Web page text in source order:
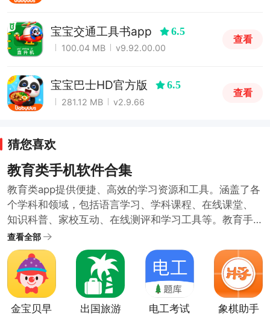
宝宝交通工具书app 6.5
100.04 MB v9.92.00.00
查看
宝宝巴士HD官方版 6.5
281.12 MB v2.9.66
查看
猜您喜欢
教育类手机软件合集
教育类app提供便捷、高效的学习资源和工具。涵盖了各
个学科和领域，包括语言学习、学科课程、在线课堂、
知识科普、家校互动、在线测评和学习工具等。教育手
机软件具有便捷性、多样性、互动性的特点，用户可以
通过教育类手机软件，随时随地学习新知识、提升自己
的能力。为了满足不同用户的学习需求和教育需求，小
编提供了教育类手机软件合集供大家挑选下载学习。
查看全部
金宝贝早
出国旅游
电工考试 象棋助手